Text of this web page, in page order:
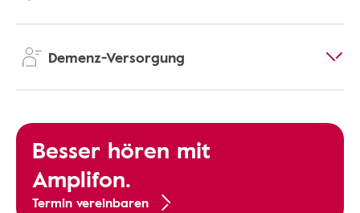
Demenz-Versorgung
Besser hören mit
Amplifon.
Termin vereinbaren